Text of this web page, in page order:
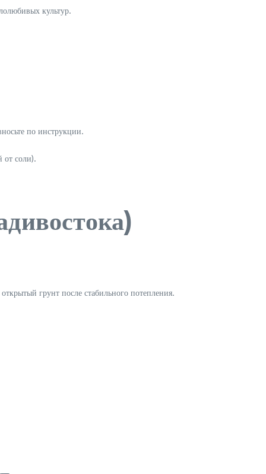
культур.
по инструкции.
от соли).
грунт после стабильного потепления.